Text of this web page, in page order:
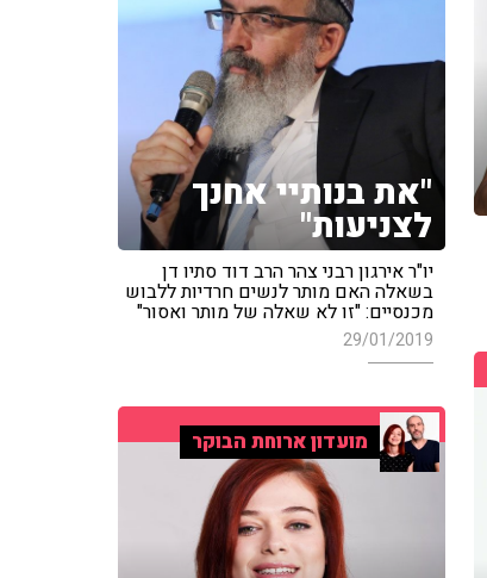
"את בנותיי אחנך
לצניעות"
יו"ר אירגון רבני צהר הרב דוד סתיו דן
בשאלה האם מותר לנשים חרדיות ללבוש
מכנסיים: "זו לא שאלה של מותר ואסור"
29/01/2019
מועדון ארוחת הבוקר